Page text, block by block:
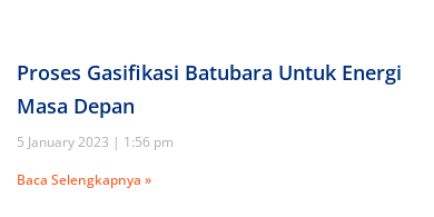
Proses Gasifikasi Batubara Untuk Energi
Masa Depan
5 January 2023
1:56 pm
Baca Selengkapnya »